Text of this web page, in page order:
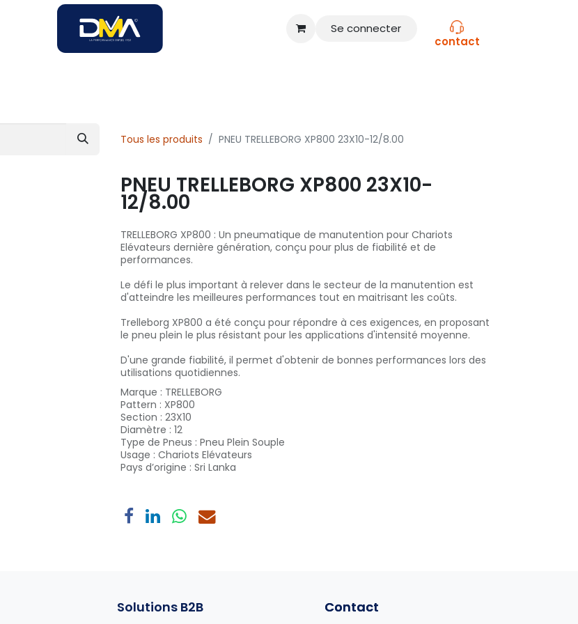
Se connecter
contact
Tous les produits PNEU TRELLEBORG XP800 23X10-12/8.00
PNEU TRELLEBORG XP800 23X10-
12/8.00
TRELLEBORG XP800 : Un pneumatique de manutention pour Chariots
Elévateurs dernière génération, conçu pour plus de fiabilité et de
performances.
Le défi le plus important à relever dans le secteur de la manutention est
d'atteindre les meilleures performances tout en maitrisant les coûts.
Trelleborg XP800 a été conçu pour répondre à ces exigences, en proposant
le pneu plein le plus résistant pour les applications d'intensité moyenne.
D'une grande fiabilité, il permet d'obtenir de bonnes performances lors des
utilisations quotidiennes.
Marque : TRELLEBORG
Pattern : XP800
Section : 23X10
Diamètre : 12
Type de Pneus : Pneu Plein Souple
Usage : Chariots Elévateurs
Pays d’origine : Sri Lanka
Solutions B2B Contact
Contact